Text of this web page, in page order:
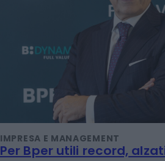
IMPRESA E MANAGEMENT
Per Bper utili record,